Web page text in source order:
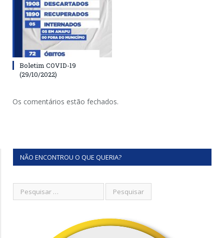
Boletim COVID-19
(29/10/2022)
Os comentários estão fechados.
NÃO ENCONTROU O QUE QUERIA?